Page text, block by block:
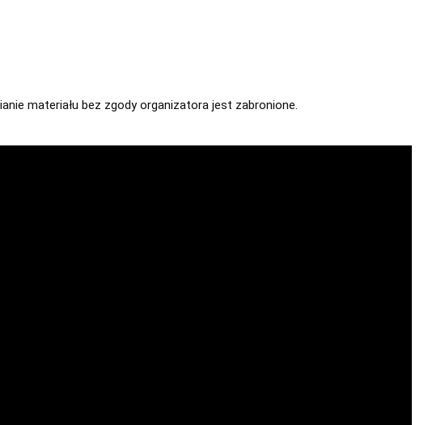
materiału bez zgody organizatora jest zabronione.